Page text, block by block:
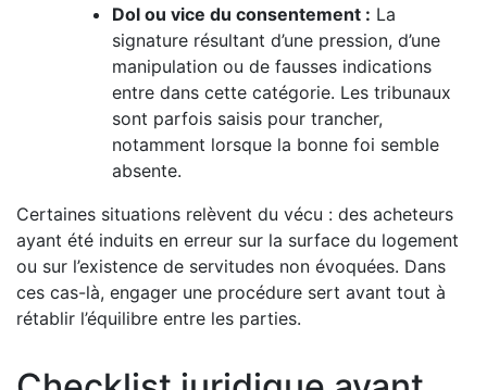
Dol ou vice du consentement : La
signature résultant d’une pression, d’une
manipulation ou de fausses indications
entre dans cette catégorie. Les tribunaux
sont parfois saisis pour trancher,
notamment lorsque la bonne foi semble
absente.
Certaines situations relèvent du vécu : des acheteurs
ayant été induits en erreur sur la surface du logement
ou sur l’existence de servitudes non évoquées. Dans
ces cas-là, engager une procédure sert avant tout à
rétablir l’équilibre entre les parties.